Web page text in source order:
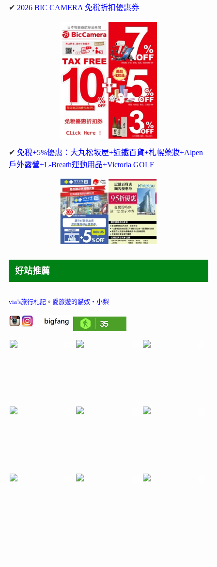
✔ 2026 BIC CAMERA 免稅折扣優惠券
✔ 免稅+5%優惠：大丸松坂屋+近鐵百貨+札幌藥妝+Alpen
戶外露營+L-Breath運動用品+Victoria GOLF
好站推薦
via’s旅行札記。 愛旅遊的貓奴‧小梨
35